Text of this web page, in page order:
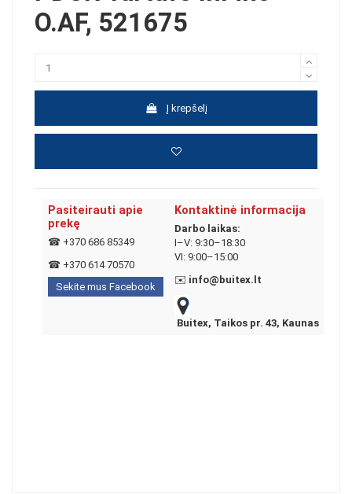
O.AF, 521675
Į krepšelį
Pasiteirauti apie
prekę
☎ +370 686 85349
☎ +370 614 70570
Sekite mus Facebook
Kontaktinė informacija
Darbo laikas:
I–V: 9:30–18:30
VI: 9:00–15:00
✉️ info@buitex.lt
Buitex, Taikos pr. 43, Kaunas